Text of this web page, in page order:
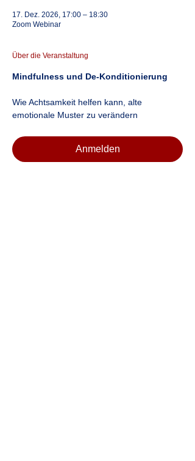
17. Dez. 2026, 17:00 – 18:30
Zoom Webinar
Über die Veranstaltung
Mindfulness und De-Konditionierung
Wie Achtsamkeit helfen kann, alte
emotionale Muster zu verändern
Anmelden